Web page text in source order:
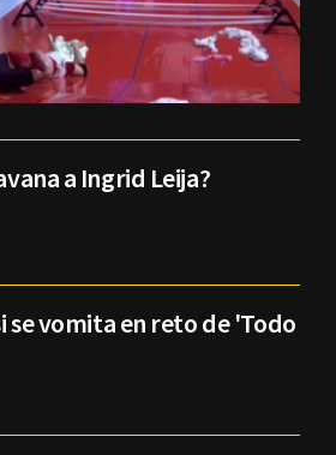
a Ingrid Leija?
se vomita en reto de 'Todo